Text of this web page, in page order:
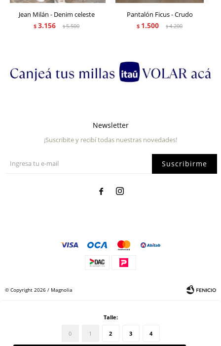
Talle:
0 1 2 3 4
Jean Milán - Denim celeste
$ 3.156 $5.500
Pantalón Ficus - Crudo
$ 1.500 $4.200
Newsletter
¡Suscribite y recibí todas nuestras novedades!
Suscribirme
 
© Copyright 2026 / Magnolia